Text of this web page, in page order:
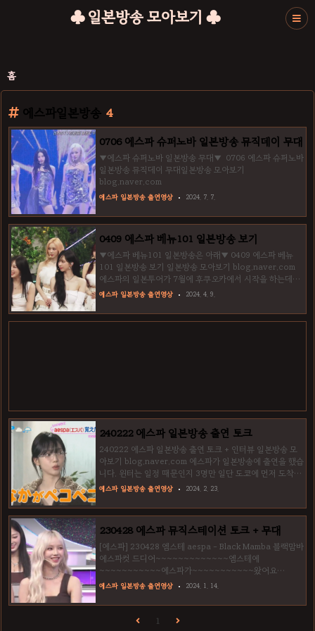
♣ 일본방송 모아보기 ♣
홈
에스파일본방송 4
0706 에스파 슈퍼노바 일본방송 뮤직데이 무대
▼에스파 슈퍼노바 일본방송 무대▼ 0706 에스파 슈퍼노바
일본방송 뮤직데이 무대일본방송 모아보기
blog.naver.com
에스파 일본방송 출연영상 2024. 7. 7.
0409 에스파 베뉴101 일본방송 보기
▼에스파 베뉴101 일본방송은 아래▼ 0409 에스파 베뉴
101 일본방송 보기 일본방송 모아보기 blog.naver.com
에스파의 일본투어가 7월에 후쿠오카에서 시작을 하는데요.
에스파가 지난번에 처음으로 엠스테에 나왔을 땐, 일본가수
이어서 보실 수 있습니다▼ 230428 에스파 뮤직스테이션
에스파 일본방송 출연영상 2024. 4. 9.
240222 에스파 일본방송 출연 토크
240222 에스파 일본방송 출연 토크 + 인터뷰 일본방송 모
아보기 blog.naver.com 에스파가 일본방송에 출연을 했습
니다. 윈터는 일정 때문인지 3명만 일단 도쿄에 먼저 도착을
해서 방송 촬영을 했는데요. 닝닝이 타꼬야끼가 좋다고 말하
최근에 배운 일본어를 말 하는데 여성 엠씨가 귀엽다는 듯 빵
을 했었는데요. 지난번 엠스테이션 첫출연에서는 카리나를
보고 완전 팬이라고 고백한 일본 아이돌도 있었죠. ▼카리나
와 만난 일본 여자 아이돌 영상은 아래서 보실 수 있습니다▼
230428 에스파 뮤직스테이션 토크 + 무대 [에스파]
230428 엠스테 aespa - Black Mamba 블랙맘바..
에스파 일본방송 출연영상 2024. 2. 23.
230428 에스파 뮤직스테이션 토크 + 무대
[에스파] 230428 엠스테 aespa - Black Mamba 블랙맘바
에스파컷 드디어~~~~~~~~~~~~~엠스테에
~~~~~~~~~~~에스파가~~~~~~~~~~~왔어요
~~~~~~~~~~~~~~~~~~~~ 윈터는 컨디션 불...
출연진의 표정이 재밌네요. 에스파는 지난 뮤직스테이션 방
송에서 블랙맘바를 선보였습니다. 일본방송에서 에스파가
에스파 일본방송 출연영상 2024. 1. 14.
1